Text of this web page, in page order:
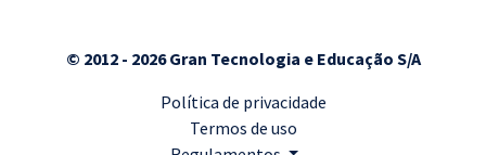
© 2012 - 2026 Gran Tecnologia e Educação S/A
Política de privacidade
Termos de uso